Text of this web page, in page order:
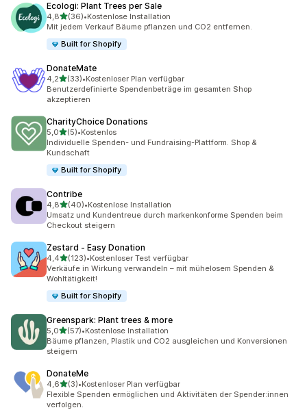
Ecologi: Plant Trees per Sale
4,8von 5 Sternen
(36)
36 Rezensionen insgesamt
•Kostenlose Installation
Mit jedem Verkauf Bäume pflanzen und CO2 entfernen.
Built for Shopify
DonateMate
4,2von 5 Sternen
(33)
33 Rezensionen insgesamt
•Kostenloser Plan verfügbar
Benutzerdefinierte Spendenbeträge im gesamten Shop
akzeptieren
CharityChoice Donations
5,0von 5 Sternen
(5)
5 Rezensionen insgesamt
•Kostenlos
Individuelle Spenden- und Fundraising-Plattform. Shop &
Kundschaft
Built for Shopify
Contribe
4,8von 5 Sternen
(40)
40 Rezensionen insgesamt
•Kostenlose Installation
Umsatz und Kundentreue durch markenkonforme Spenden beim
Checkout steigern
Zestard ‑ Easy Donation
4,4von 5 Sternen
(123)
123 Rezensionen insgesamt
•Kostenloser Test verfügbar
Verkäufe in Wirkung verwandeln – mit mühelosem Spenden &
Wohltätigkeit!
Built for Shopify
Greenspark: Plant trees & more
5,0von 5 Sternen
(57)
57 Rezensionen insgesamt
•Kostenlose Installation
Bäume pflanzen, Plastik und CO2 ausgleichen und Konversionen
steigern
DonateMe
4,6von 5 Sternen
(3)
3 Rezensionen insgesamt
•Kostenloser Plan verfügbar
Flexible Spenden ermöglichen und Aktivitäten der Spender:innen
verfolgen.